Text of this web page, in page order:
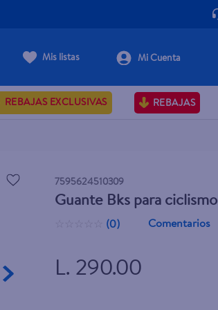
Mis listas
REBAJAS EXCLUSIVAS REBAJAS
7595624510309
Guante Bks para ciclismo
(0) Comentarios
L. 290.00